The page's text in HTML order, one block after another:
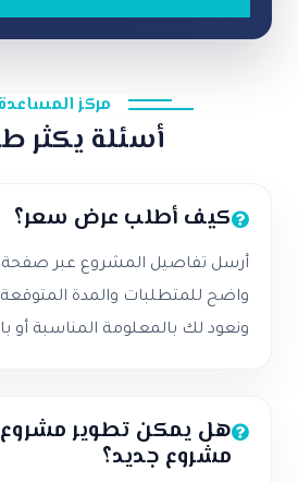
مركز المساعدة
أسئلة يكثر
كيف أطلب عرض سعر؟
أرسل تفاصيل المشروع عبر
واضح للمتطلبات والمدة
ونعود لك بالمعلومة المناسبة أو
هل يمكن تطوير مشروع
مشروع جديد؟